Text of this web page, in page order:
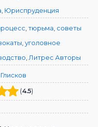
Юриспруденция
тюрьма советы
уголовное
Литрес Авторы
(4.5)